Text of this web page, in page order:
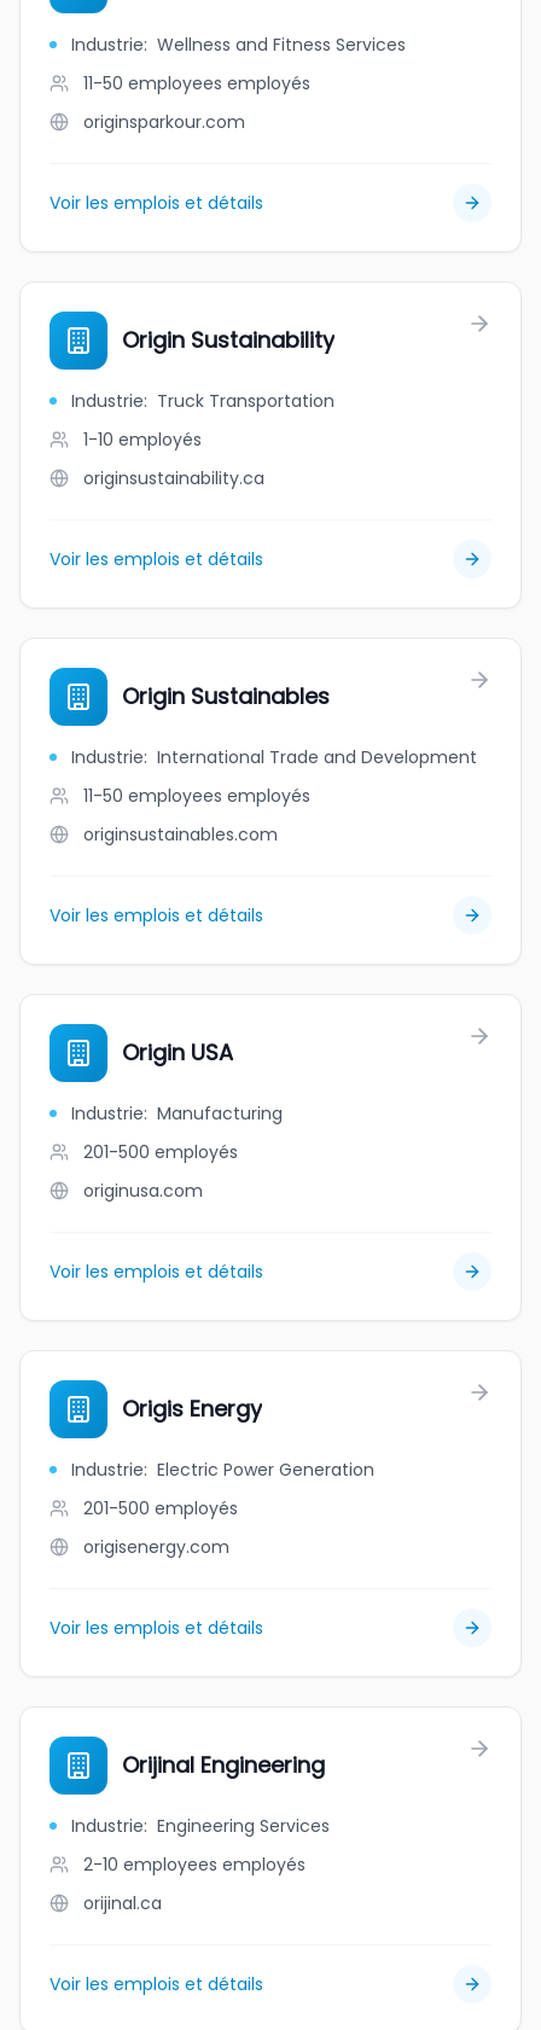
Industrie: Wellness and Fitness Services
11-50 employees employés
originsparkour.com
Voir les emplois et détails
Origin Sustainability
Industrie: Truck Transportation
1-10 employés
originsustainability.ca
Voir les emplois et détails
Origin Sustainables
Industrie: International Trade and Development
11-50 employees employés
originsustainables.com
Voir les emplois et détails
Origin USA
Industrie: Manufacturing
201-500 employés
originusa.com
Voir les emplois et détails
Origis Energy
Industrie: Electric Power Generation
201-500 employés
origisenergy.com
Voir les emplois et détails
Orijinal Engineering
Industrie: Engineering Services
2-10 employees employés
orijinal.ca
Voir les emplois et détails